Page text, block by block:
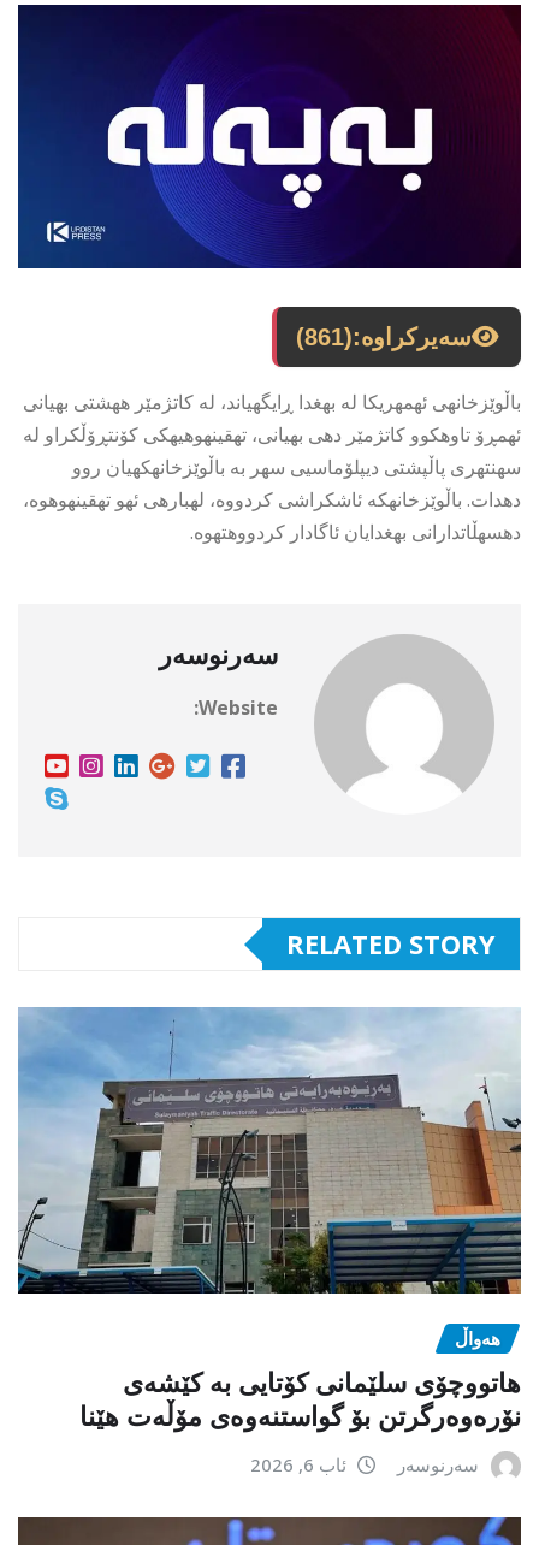
سەیرکراوە:(861)
باڵوێزخانهی ئهمهریكا له بهغدا ڕایگهیاند، له كاتژمێر ههشتی بهیانی
ئهمڕۆ تاوهكوو كاتژمێر دهی بهیانی، تهقینهوهیهكی كۆنتڕۆڵكراو له
سهنتهری پاڵپشتی دیپلۆماسیی سهر به باڵوێزخانهكهیان روو
دهدات. باڵوێزخانهكه ئاشكراشی كردووه، لهبارهی ئهو تهقینهوهوه،
دهسهڵاتدارانی بهغدایان ئاگادار كردووهتهوه.
سەرنوسەر
Website:
RELATED STORY
هەواڵ
هاتووچۆی سلێمانی کۆتایی بە کێشەی
نۆرەوەرگرتن بۆ گواستنەوەی مۆڵەت هێنا
سەرنوسەر ئاب 6, 2026